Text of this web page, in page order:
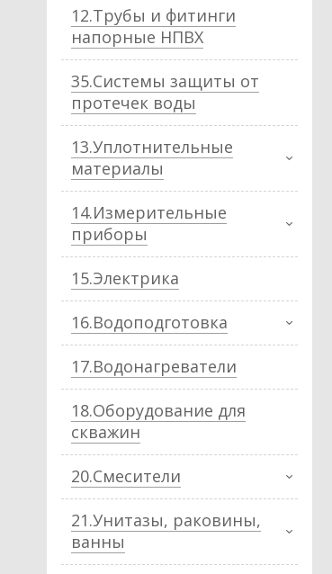
12.Трубы и фитинги
напорные НПВХ
35.Системы защиты от
протечек воды
13.Уплотнительные
материалы
14.Измерительные
приборы
15.Электрика
16.Водоподготовка
17.Водонагреватели
18.Оборудование для
скважин
20.Смесители
21.Унитазы, раковины,
ванны